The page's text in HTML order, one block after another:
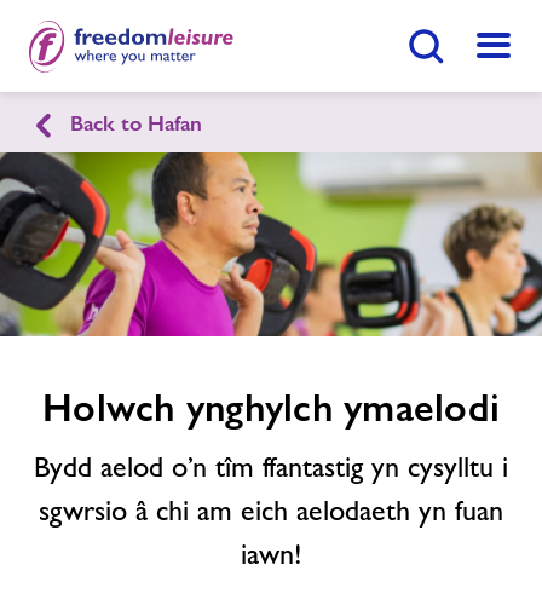
English Cymraeg
Canolfan Hamdden a Gweithgareddau
Rhiwabon
Ein cyfleusterau
Amserlenni
Back to Hafan
Enquire
form
related
image
Holwch ynghylch ymaelodi
Bydd aelod o’n tîm ffantastig yn cysylltu i
sgwrsio â chi am eich aelodaeth yn fuan
iawn!